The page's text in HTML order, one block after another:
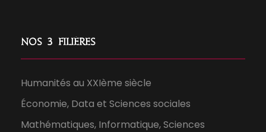
Nos 3 filières
Humanités au XXIème siècle
Économie, Data et Sciences sociales
Mathématiques, Informatique, Sciences